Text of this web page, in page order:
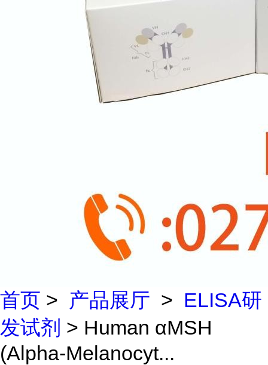
首页 > 产品展厅 > ELISA研
发试剂 > Human αMSH
(Alpha-Melanocyt...